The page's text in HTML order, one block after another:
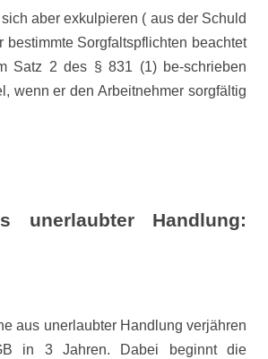
aber exkulpieren ( aus der Schuld
bestimmte Sorgfaltspflichten beachtet
Satz 2 des § 831 (1) be-schrieben
wenn er den Arbeitnehmer sorgfältig
unerlaubter Handlung:
aus unerlaubter Handlung verjähren
in 3 Jahren. Dabei beginnt die